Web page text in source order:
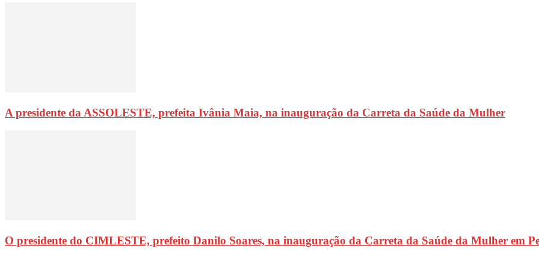
A presidente da ASSOLESTE, prefeita Ivânia Maia, na inauguração da Carreta da Saúde da Mulher
O presidente do CIMLESTE, prefeito Danilo Soares, na inauguração da Carreta da Saúde da Mulher em